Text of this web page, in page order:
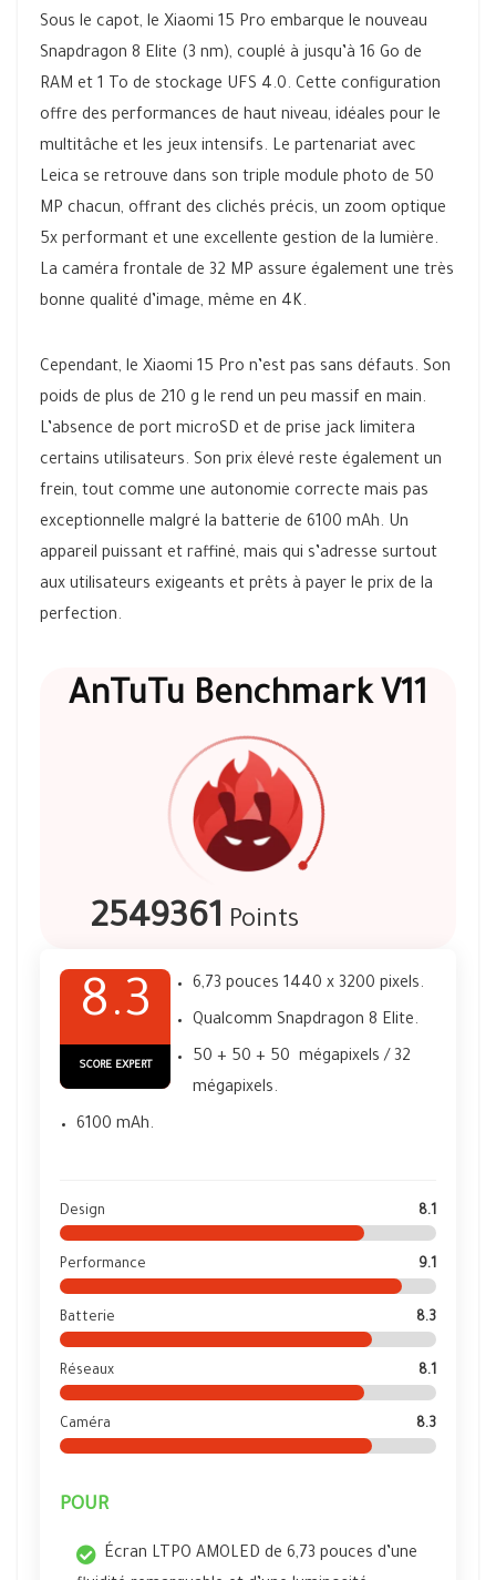
Sous le capot, le Xiaomi 15 Pro embarque le nouveau
Snapdragon 8 Elite (3 nm), couplé à jusqu’à 16 Go de
RAM et 1 To de stockage UFS 4.0. Cette configuration
offre des performances de haut niveau, idéales pour le
multitâche et les jeux intensifs. Le partenariat avec
Leica se retrouve dans son triple module photo de 50
MP chacun, offrant des clichés précis, un zoom optique
5x performant et une excellente gestion de la lumière.
La caméra frontale de 32 MP assure également une très
bonne qualité d’image, même en 4K.
Cependant, le Xiaomi 15 Pro n’est pas sans défauts. Son
poids de plus de 210 g le rend un peu massif en main.
L’absence de port microSD et de prise jack limitera
certains utilisateurs. Son prix élevé reste également un
frein, tout comme une autonomie correcte mais pas
exceptionnelle malgré la batterie de 6100 mAh. Un
appareil puissant et raffiné, mais qui s’adresse surtout
aux utilisateurs exigeants et prêts à payer le prix de la
perfection.
AnTuTu Benchmark V11
2549361 Points
8.3
SCORE EXPERT
6,73 pouces 1440 x 3200 pixels.
Qualcomm Snapdragon 8 Elite.
50 + 50 + 50 mégapixels / 32
mégapixels.
6100 mAh.
Design 8.1
Performance 9.1
Batterie 8.3
Réseaux 8.1
Caméra 8.3
POUR
Écran LTPO AMOLED de 6,73 pouces d’une